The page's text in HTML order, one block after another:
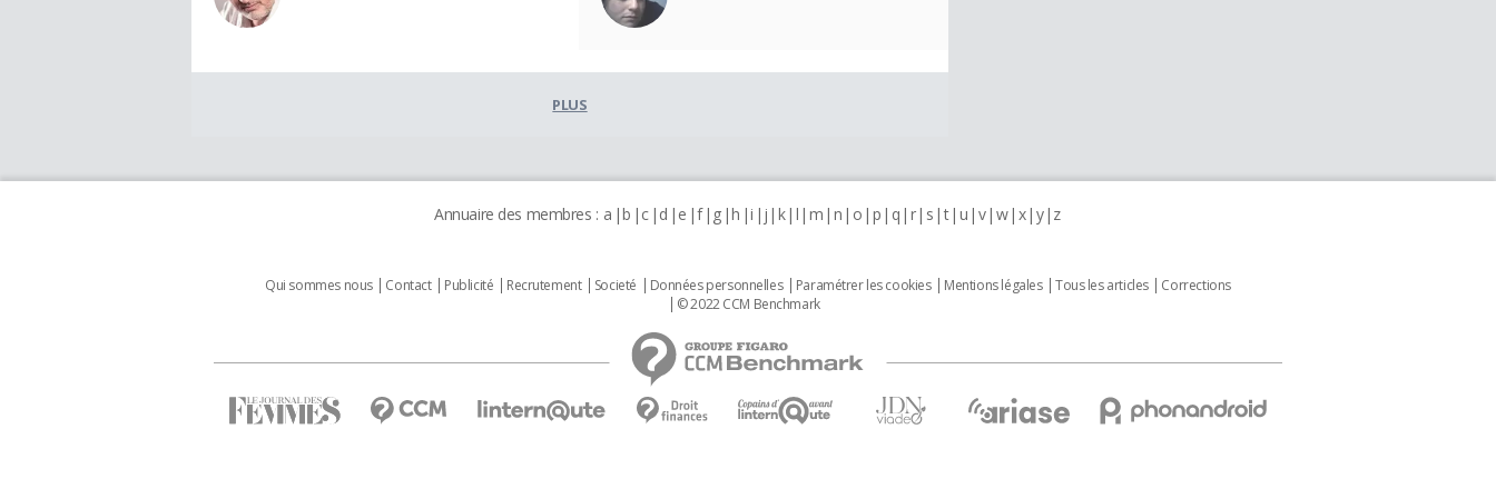
PLUS
Annuaire des membres : a b c d e f g h i j k l m n o p q r s t u v w x y z
Qui sommes nous Contact Publicité Recrutement Societé Données personnelles Paramétrer les cookies Mentions légales Tous les articles
Corrections
© 2022 CCM Benchmark